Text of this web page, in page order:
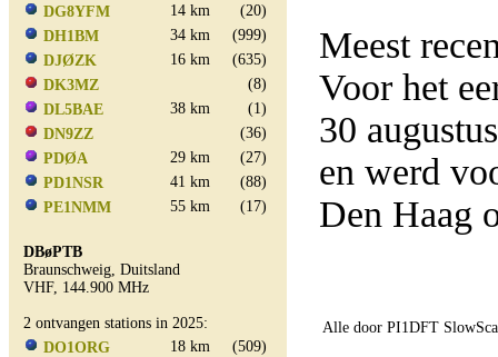
DG8YFM
14 km
(20)
DH1BM
34 km
(999)
DJØZK
16 km
(635)
DK3MZ
(8)
DL5BAE
38 km
(1)
DN9ZZ
(36)
PDØA
29 km
(27)
PD1NSR
41 km
(88)
PE1NMM
55 km (17)
DBøPTB
Braunschweig, Duitsland
VHF, 144.900 MHz
2 ontvangen stations in 2025:
DO1ORG
18 km (509)
Meest
Voor het
30
en werd
Den Haag
Alle door PI1DFT